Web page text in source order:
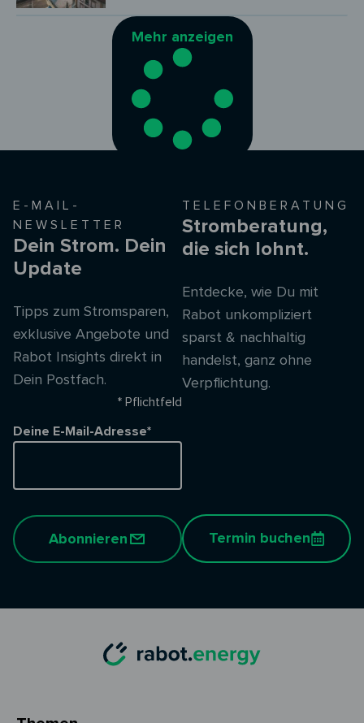
Mehr anzeigen
E-MAIL-
NEWSLETTER
Dein Strom. Dein
Update
Tipps zum Stromsparen,
exklusive Angebote und
Rabot Insights direkt in
Dein Postfach.
* Pflichtfeld
Deine E-Mail-Adresse*
Abonnieren
TELEFONBERATUNG
Stromberatung,
die sich lohnt.
Entdecke, wie Du mit
Rabot unkompliziert
sparst & nachhaltig
handelst, ganz ohne
Verpflichtung.
Termin buchen